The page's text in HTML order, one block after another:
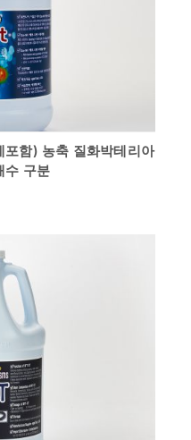
함) 농축 질화박테리아
수 구분